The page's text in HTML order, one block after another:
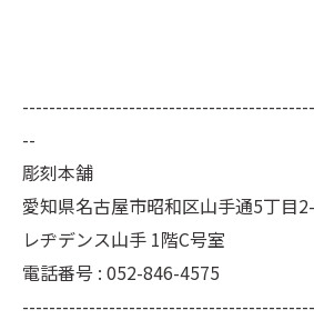
--
彫刻本舗
愛知県名古屋市昭和区山手通5丁目
レヂデンス山手 1階C号室
電話番号 : 052-846-4575